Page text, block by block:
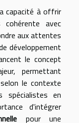
capacité à offrir
avec
aux attentes
développement
le concept
permettant
le contexte
spécialistes en
d'intégrer
pour une